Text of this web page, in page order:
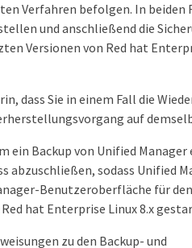
Verfahren befolgen. In beiden
und anschließend die
Versionen von Red hat
dass Sie in einem Fall die
auf
ein Backup von Unified
abzuschließen, sodass Unified
Benutzeroberfläche für
hat Enterprise Linux 8.x
zu den Backup- und